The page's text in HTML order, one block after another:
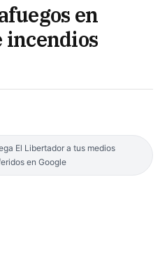
en
incendios
El Libertador a tus medios
en Google